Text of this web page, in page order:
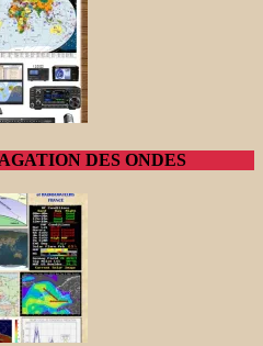
DES ONDES